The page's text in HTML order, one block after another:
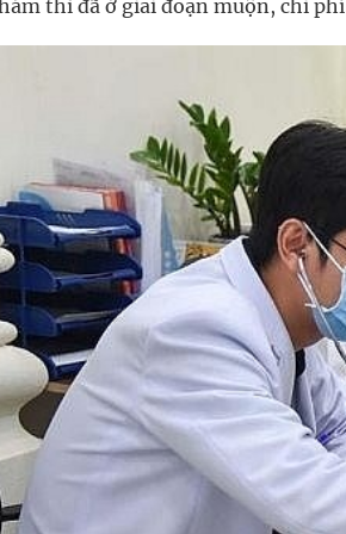
thì đã ở giai đoạn muộn, chi